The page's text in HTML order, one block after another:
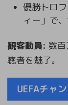
優勝トロ
ィー」で
観客動員: 数
聴者を魅了。
UEFAチャ